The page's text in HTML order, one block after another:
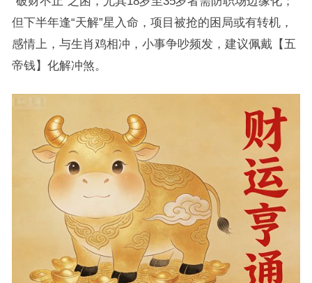
但下半年逢“天解”星入命，项目被抢的困局或有转机，
感情上，与生肖鸡相冲，小事争吵频发，建议佩戴【五
帝钱】化解冲煞。